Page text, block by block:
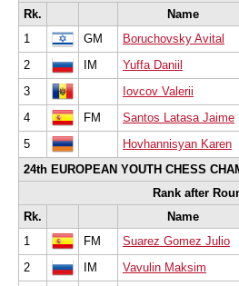
Rk.
Name
1
GM Boruchovsky Avital
2
IM Yuffa Daniil
3
Iovcov Valerii
4
FM Santos Latasa Jaime
5
Hovhannisyan Karen
24th EUROPEAN YOUTH CHESS
Rank after
Rk.
Name
1
FM Suarez Gomez Julio
2
IM Vavulin Maksim